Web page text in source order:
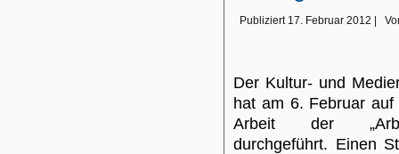
Publiziert 17. Februar 2012
Der Kultur- und
hat am 6. Februar auf
Arbeit der
durchgeführt. Einen